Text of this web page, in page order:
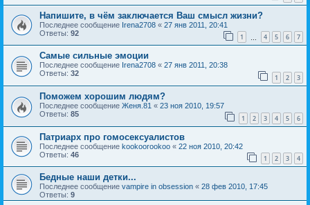
Напишите, в чём заключается Ваш смысл жизни?
Последнее сообщение Irena2708 « 27 янв 2011, 20:41
Ответы: 92 1 4 5 6 7
Самые сильные эмоции
Последнее сообщение Irena2708 « 27 янв 2011, 20:38
Ответы: 32 1 2 3
Поможем хорошим людям?
Последнее сообщение Женя.81 « 23 ноя 2010, 19:57
Ответы: 85 1 2 3 4 5 6
Патриарх про гомосексуалистов
Последнее сообщение kookoorookoo « 22 ноя 2010, 20:42
Ответы: 46 1 2 3 4
Бедные наши детки...
Последнее сообщение vampire in obsession « 28 фев 2010, 17:45
Ответы: 9